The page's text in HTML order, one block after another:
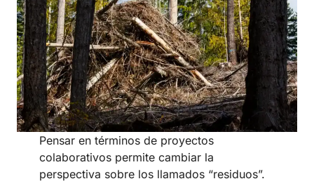
Pensar en términos de proyectos
colaborativos permite cambiar la
perspectiva sobre los llamados “residuos”.